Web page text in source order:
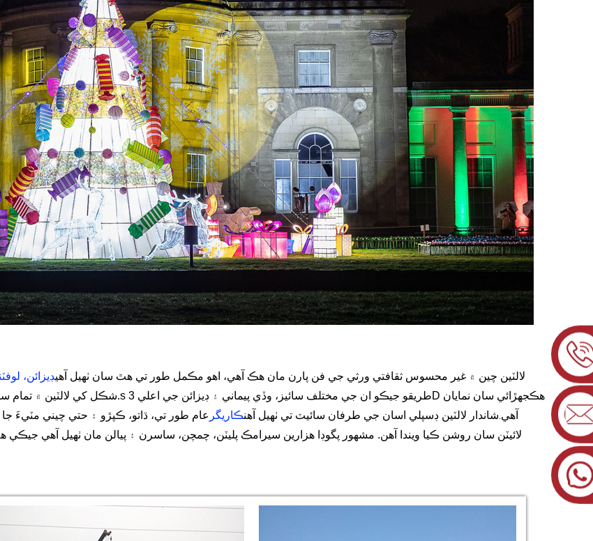
لالٽين چين ۾ غير محسوس ثقافتي ورثي جي فن پارن مان هڪ آهي، اهو مڪمل طور تي هٿ سان ٺهيل آهيڊيزائن،
ڪاريگري ڪنهن به 2D يا 3D شڪل کي لالٽين ۾ تمام سٺي نموني سان تيار ڪرڻ جي قابل بڻائي ٿي.s طريقو جيڪو ان جي مختلف سائيز، وڏي پيماني ۽ ڊيزائن جي اعلي 3D هڪجهڙائي سان نمايان
آهي.شاندار لالٽين ڊسپلي اسان جي طرفان سائيٽ تي ٺهيل آهنڪاريگر عام طور تي، ڌاتو، ڪپڙو ۽ حتي چيني مٽيءَ